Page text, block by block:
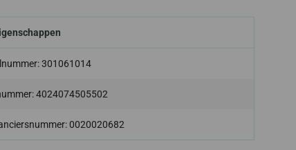
301061014
4024074505502
0020020682